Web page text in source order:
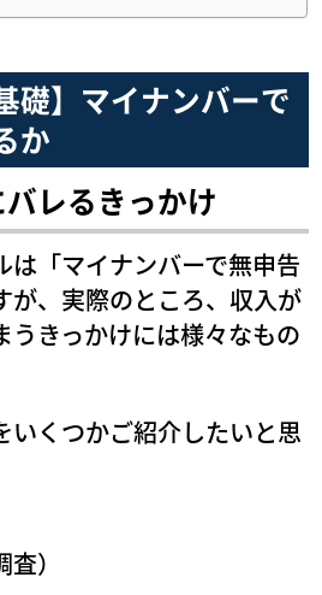
礎】マイナンバーで
か
レるきっかけ
は「マイナンバーで無申告
が、実際のところ、収入が
うきっかけには様々なもの
いくつかご紹介したいと思
）